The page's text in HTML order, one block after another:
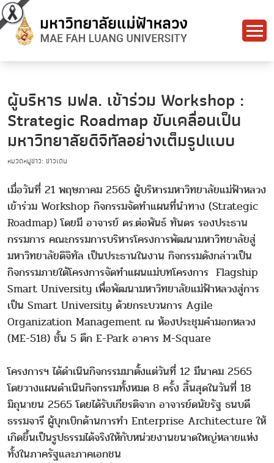
ผู้บริหาร มฟล. เข้าร่วม Workshop :
Strategic Roadmap ขับเคลื่อนเป็น
มหาวิทยาลัยดิจิทัลอย่างเต็มรูปแบบ
หมวดหมู่ข่าว: ข่าวเด่น
เมื่อวันที่ 21 พฤษภาคม 2565 ผู้บริหารมหาวิทยาลัยแม่ฟ้าหลวง
เข้าร่วม Workshop กิจกรรมจัดทำแผนที่นำทาง (Strategic
Roadmap) โดยมี อาจารย์ ดร.ต่อพันธ์ ทันดร รองประธาน
กรรมการ คณะกรรมการบริหารโครงการพัฒนามหาวิทยาลัยสู่
มหาวิทยาลัยดิจิทัล เป็นประธานในงาน กิจกรรมดังกล่าวเป็น
กิจกรรมภายใต้โครงการจัดทำแผนแม่บทโครงการ Flagship
Smart University เพื่อพัฒนามหาวิทยาลัยแม่ฟ้าหลวงสู่การ
เป็น Smart University ด้วยกระบวนการ Agile
Organization Management ณ ห้องประชุมคำมอกหลวง
(ME-518) ชั้น 5 ตึก E-Park อาคาร M-Square
โครงการฯ ได้ดำเนินกิจกรรมมาตั้งแต่วันที่ 12 มีนาคม 2565
โดยวางแผนดำเนินกิจกรรมทั้งหมด 8 ครั้ง สิ้นสุดในวันที่ 18
มิถุนายน 2565 โดยได้รับเกียรติจาก อาจารย์ดนัยรัฐ ธนบดี
ธรรมจารี ผู้บุกเบิกด้านการทำ Enterprise Architecture ให้
เกิดขึ้นเป็นรูปธรรมได้จริงให้กับหน่วยงานขนาดใหญ่หลายแห่ง
ทั้งในภาครัฐและภาคเอกชน